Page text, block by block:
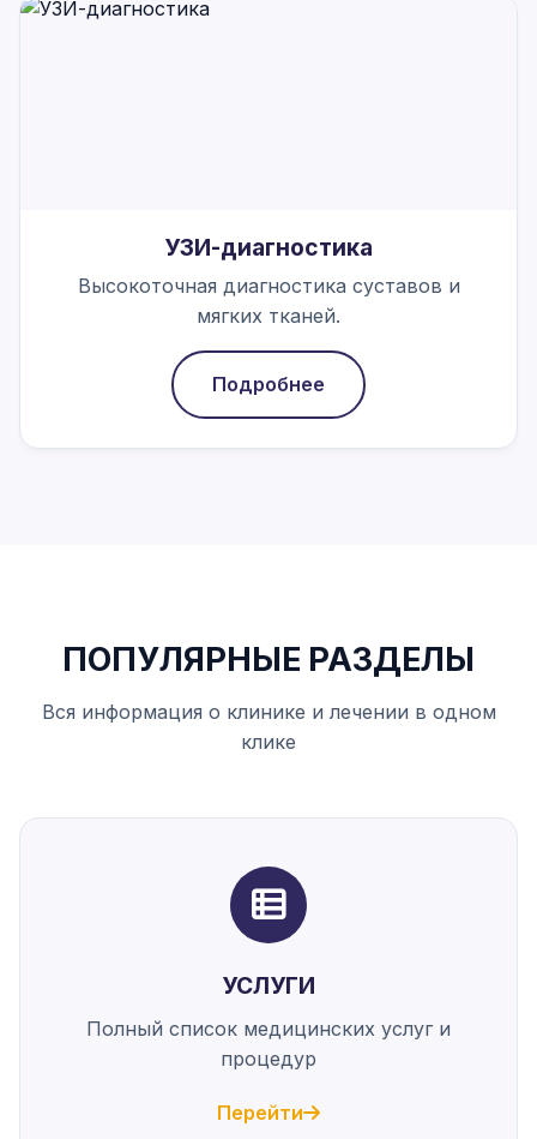
УЗИ-диагностика
Высокоточная диагностика суставов и
мягких тканей.
Подробнее
ПОПУЛЯРНЫЕ РАЗДЕЛЫ
Вся информация о клинике и лечении в одном
клике
УСЛУГИ
Полный список медицинских услуг и
процедур
Перейти